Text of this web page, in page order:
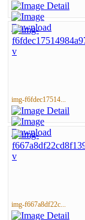
img-f6fdec17514...
img-f667a8df22c...